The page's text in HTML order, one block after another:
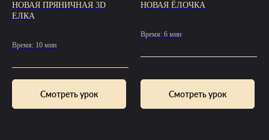
НОВАЯ ПРЯНИЧНАЯ 3D
ЕЛКА
Время: 10 мин
Смотреть урок
НОВАЯ ЁЛОЧКА
Время: 6 мин
Смотреть урок